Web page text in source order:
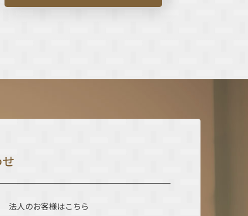
法人のお客様はこちら